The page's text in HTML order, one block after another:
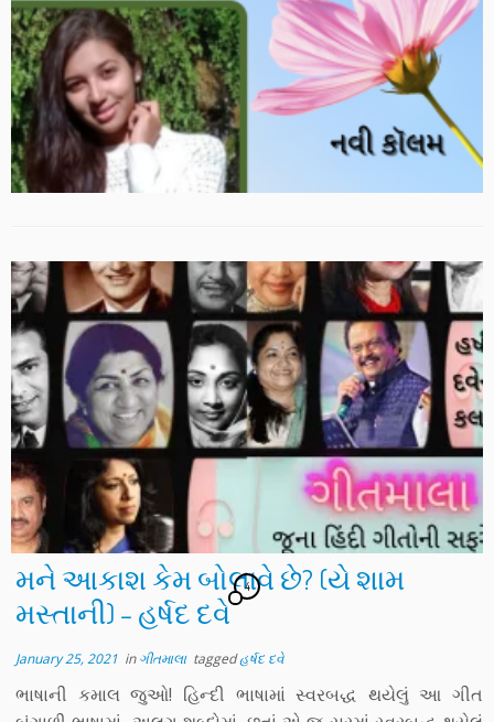
મને આકાશ કેમ બોલાવે છે? (યે શામ
મસ્તાની) – હર્ષદ દવે
4
January 25, 2021 inગીતમાલા taggedહર્ષદ દવે
ભાષાની કમાલ જુઓ! હિન્દી ભાષામાં સ્વરબદ્ધ થયેલું આ ગીત